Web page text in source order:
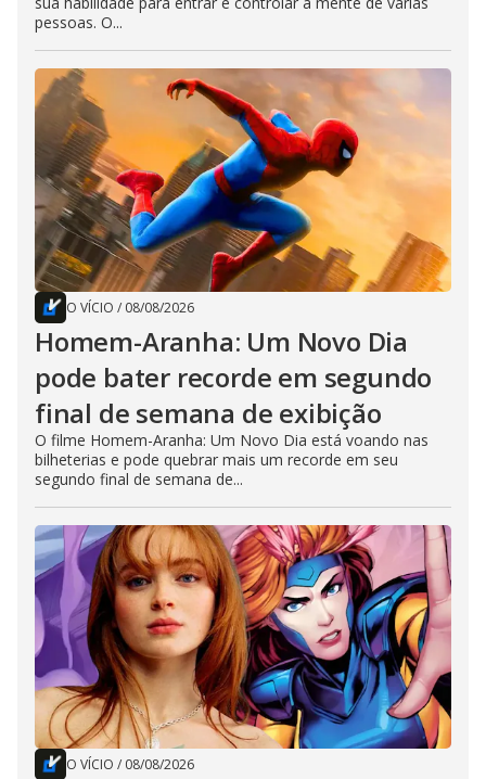
pessoas. O...
O VÍCIO / 08/08/2026
Homem-Aranha: Um Novo Dia
pode bater recorde em segundo
final de semana de exibição
O filme Homem-Aranha: Um Novo Dia está voando nas
bilheterias e pode quebrar mais um recorde em seu
segundo final de semana de...
O VÍCIO / 08/08/2026